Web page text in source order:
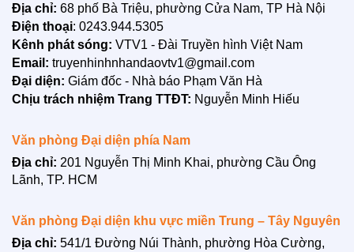
LIÊN HỆ
Địa chỉ: 68 phố Bà Triệu, phường Cửa Nam, TP Hà Nội
Điện thoại: 0243.944.5305
Kênh phát sóng: VTV1 - Đài Truyền hình Việt Nam
Email: truyenhinhnhandaovtv1@gmail.com
Đại diện: Giám đốc - Nhà báo Phạm Văn Hà
Chịu trách nhiệm Trang TTĐT: Nguyễn Minh Hiếu
Văn phòng Đại diện phía Nam
Địa chỉ: 201 Nguyễn Thị Minh Khai, phường Cầu Ông
Lãnh, TP. HCM
Văn phòng Đại diện khu vực miền Trung – Tây Nguyên
Địa chỉ: 541/1 Đường Núi Thành, phường Hòa Cường,